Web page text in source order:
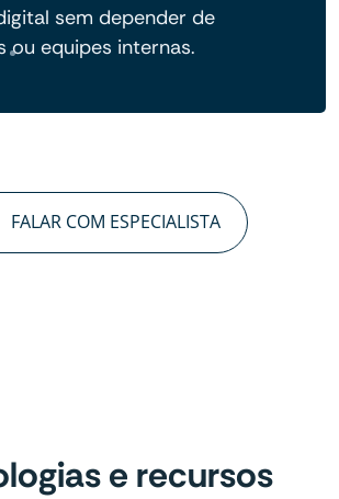
sem depender de
ou equipes internas.
FALAR COM ESPECIALISTA
e recursos